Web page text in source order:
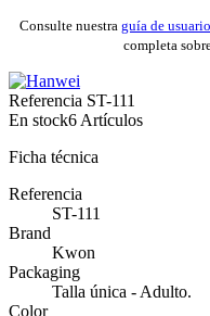
Consulte nuestra guía de
completa
Referencia ST-111
En stock6 Artículos
Ficha técnica
Referencia
ST-111
Brand
Kwon
Packaging
Talla única - Adulto.
Color